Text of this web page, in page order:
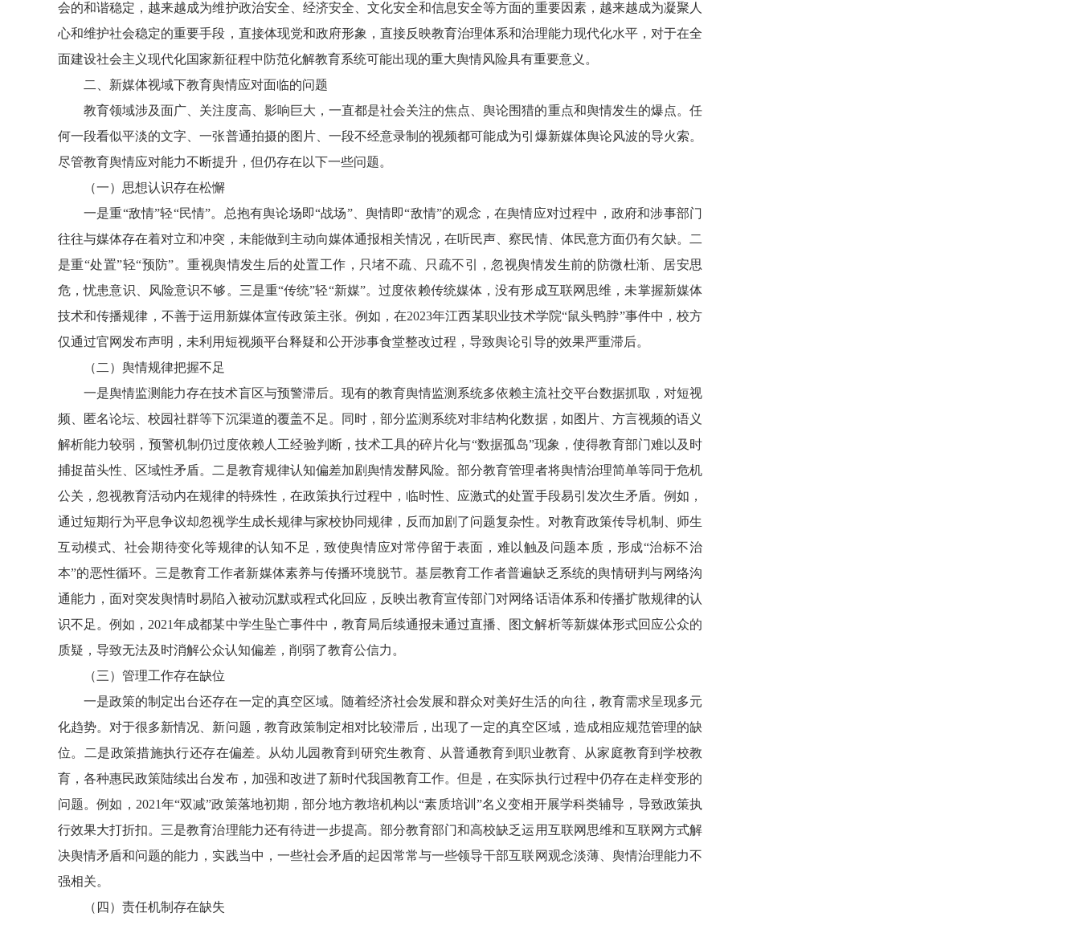
会的和谐稳定，越来越成为维护政治安全、经济安全、文化安全和信息安全等方面的重要因素，越来越成为凝聚人
心和维护社会稳定的重要手段，直接体现党和政府形象，直接反映教育治理体系和治理能力现代化水平，对于在全
面建设社会主义现代化国家新征程中防范化解教育系统可能出现的重大舆情风险具有重要意义。
二、新媒体视域下教育舆情应对面临的问题
教育领域涉及面广、关注度高、影响巨大，一直都是社会关注的焦点、舆论围猎的重点和舆情发生的爆点。任
何一段看似平淡的文字、一张普通拍摄的图片、一段不经意录制的视频都可能成为引爆新媒体舆论风波的导火索。
尽管教育舆情应对能力不断提升，但仍存在以下一些问题。
（一）思想认识存在松懈
一是重“敌情”轻“民情”。总抱有舆论场即“战场”、舆情即“敌情”的观念，在舆情应对过程中，政府和涉事部门
往往与媒体存在着对立和冲突，未能做到主动向媒体通报相关情况，在听民声、察民情、体民意方面仍有欠缺。二
是重“处置”轻“预防”。重视舆情发生后的处置工作，只堵不疏、只疏不引，忽视舆情发生前的防微杜渐、居安思
危，忧患意识、风险意识不够。三是重“传统”轻“新媒”。过度依赖传统媒体，没有形成互联网思维，未掌握新媒体
技术和传播规律，不善于运用新媒体宣传政策主张。例如，在2023年江西某职业技术学院“鼠头鸭脖”事件中，校方
仅通过官网发布声明，未利用短视频平台释疑和公开涉事食堂整改过程，导致舆论引导的效果严重滞后。
（二）舆情规律把握不足
一是舆情监测能力存在技术盲区与预警滞后。现有的教育舆情监测系统多依赖主流社交平台数据抓取，对短视
频、匿名论坛、校园社群等下沉渠道的覆盖不足。同时，部分监测系统对非结构化数据，如图片、方言视频的语义
解析能力较弱，预警机制仍过度依赖人工经验判断，技术工具的碎片化与“数据孤岛”现象，使得教育部门难以及时
捕捉苗头性、区域性矛盾。二是教育规律认知偏差加剧舆情发酵风险。部分教育管理者将舆情治理简单等同于危机
公关，忽视教育活动内在规律的特殊性，在政策执行过程中，临时性、应激式的处置手段易引发次生矛盾。例如，
通过短期行为平息争议却忽视学生成长规律与家校协同规律，反而加剧了问题复杂性。对教育政策传导机制、师生
互动模式、社会期待变化等规律的认知不足，致使舆情应对常停留于表面，难以触及问题本质，形成“治标不治
本”的恶性循环。三是教育工作者新媒体素养与传播环境脱节。基层教育工作者普遍缺乏系统的舆情研判与网络沟
通能力，面对突发舆情时易陷入被动沉默或程式化回应，反映出教育宣传部门对网络话语体系和传播扩散规律的认
识不足。例如，2021年成都某中学生坠亡事件中，教育局后续通报未通过直播、图文解析等新媒体形式回应公众的
质疑，导致无法及时消解公众认知偏差，削弱了教育公信力。
（三）管理工作存在缺位
一是政策的制定出台还存在一定的真空区域。随着经济社会发展和群众对美好生活的向往，教育需求呈现多元
化趋势。对于很多新情况、新问题，教育政策制定相对比较滞后，出现了一定的真空区域，造成相应规范管理的缺
位。二是政策措施执行还存在偏差。从幼儿园教育到研究生教育、从普通教育到职业教育、从家庭教育到学校教
育，各种惠民政策陆续出台发布，加强和改进了新时代我国教育工作。但是，在实际执行过程中仍存在走样变形的
问题。例如，2021年“双减”政策落地初期，部分地方教培机构以“素质培训”名义变相开展学科类辅导，导致政策执
行效果大打折扣。三是教育治理能力还有待进一步提高。部分教育部门和高校缺乏运用互联网思维和互联网方式解
决舆情矛盾和问题的能力，实践当中，一些社会矛盾的起因常常与一些领导干部互联网观念淡薄、舆情治理能力不
强相关。
（四）责任机制存在缺失